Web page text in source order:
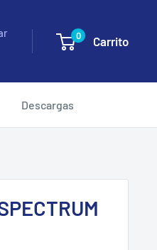
0 Carrito
Descargas